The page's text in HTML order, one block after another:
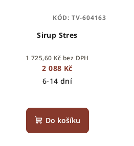
Sirup Stres
1 725,60 Kč bez DPH
2 088 Kč
6-14 dní
Do košíku
KÓD: TV-604163